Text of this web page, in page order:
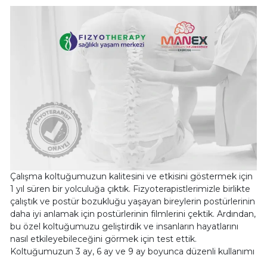
Çalışma koltuğumuzun kalitesini ve etkisini göstermek için
1 yıl süren bir yolculuğa çıktık. Fizyoterapistlerimizle birlikte
çalıştık ve postür bozukluğu yaşayan bireylerin postürlerinin
daha iyi anlamak için postürlerinin filmlerini çektik. Ardından,
bu özel koltuğumuzu geliştirdik ve insanların hayatlarını
nasıl etkileyebileceğini görmek için test ettik.
Koltuğumuzun 3 ay, 6 ay ve 9 ay boyunca düzenli kullanımı